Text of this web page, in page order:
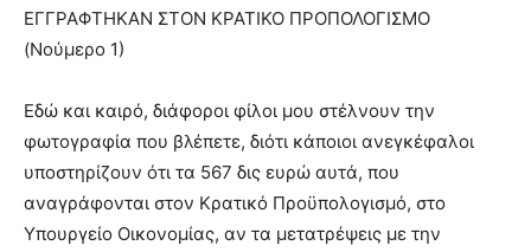
ΕΓΓΡΑΦΤΗΚΑΝ ΣΤΟΝ ΚΡΑΤΙΚΟ ΠΡΟΠΟΛΟΓΙΣΜΟ
(Νούμερο 1)
Εδώ και καιρό, διάφοροι φίλοι μου στέλνουν την
φωτογραφία που βλέπετε, διότι κάποιοι ανεγκέφαλοι
υποστηρίζουν ότι τα 567 δις ευρώ αυτά, που
αναγράφονται στον Κρατικό Προϋπολογισμό, στο
Υπουργείο Οικονομίας, αν τα μετατρέψεις με την